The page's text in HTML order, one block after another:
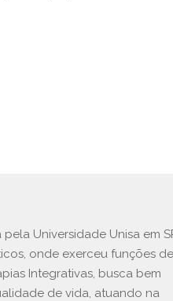
Universidade Unisa em
onde exerceu funções de
Integrativas, busca bem
de vida, atuando na